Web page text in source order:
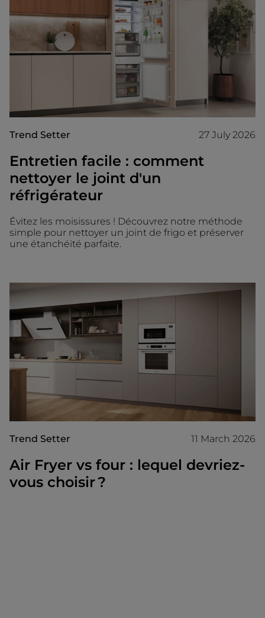
Trend Setter 27 July 2026
Entretien facile : comment
nettoyer le joint d'un
réfrigérateur
Évitez les moisissures ! Découvrez notre méthode
simple pour nettoyer un joint de frigo et préserver
une étanchéité parfaite.
Trend Setter 11 March 2026
Air Fryer vs four : lequel devriez-
vous choisir ?